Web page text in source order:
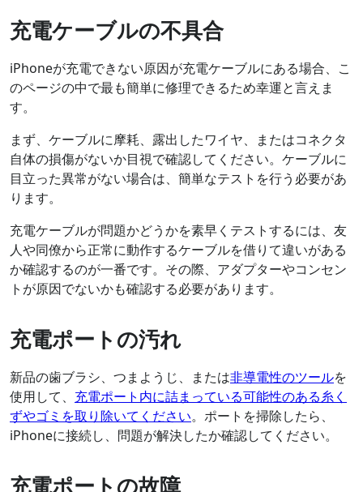
充電ケーブルの不具合
iPhoneが充電できない原因が充電ケーブルにある場合、こ
のページの中で最も簡単に修理できるため幸運と言えま
す。
まず、ケーブルに摩耗、露出したワイヤ、またはコネクタ
自体の損傷がないか目視で確認してください。ケーブルに
目立った異常がない場合は、簡単なテストを行う必要があ
ります。
充電ケーブルが問題かどうかを素早くテストするには、友
人や同僚から正常に動作するケーブルを借りて違いがある
か確認するのが一番です。その際、アダプターやコンセン
トが原因でないかも確認する必要があります。
充電ポートの汚れ
新品の歯ブラシ、つまようじ、または非導電性のツールを
使用して、 充電ポート内に詰まっている可能性のある糸く
ずやゴミを取り除いてください。ポートを掃除したら、
iPhoneに接続し、問題が解決したか確認してください。
充電ポートの故障